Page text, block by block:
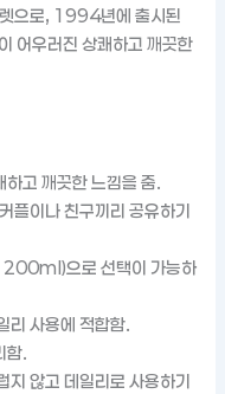
으로, 1994년에 출시된
어우러진 상쾌하고 깨끗한
하고 깨끗한 느낌을 줌.
플이나 친구끼리 공유하기
으로 선택이 가능하
리 사용에 적합함.
함.
지 않고 데일리로 사용하기